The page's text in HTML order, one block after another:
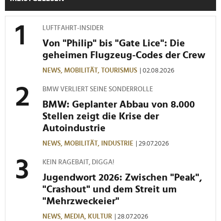
weiteren Daten zusammen, die Sie ihnen bereitgestellt
haben oder die sie im Rahmen Ihrer Nutzung der Dienste
gesammelt haben.
LUFTFAHRT-INSIDER
Von "Philip" bis "Gate Lice": Die
geheimen Flugzeug-Codes der Crew
NEWS, MOBILITÄT, TOURISMUS | 02.08.2026
BMW VERLIERT SEINE SONDERROLLE
BMW: Geplanter Abbau von 8.000
Stellen zeigt die Krise der
Autoindustrie
NEWS, MOBILITÄT, INDUSTRIE | 29.07.2026
KEIN RAGEBAIT, DIGGA!
Jugendwort 2026: Zwischen "Peak",
"Crashout" und dem Streit um
"Mehrzweckeier"
NEWS, MEDIA, KULTUR | 28.07.2026